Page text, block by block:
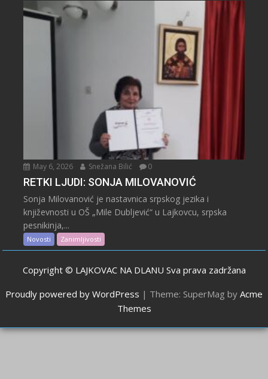
May 6, 2026 Snežana Bilić 0
RETKI LJUDI: SONJA MILOVANOVIĆ
Sonja Milovanović je nastavnica srpskog jezika i
književnosti u OŠ „Mile Dubljević“ u Lajkovcu, srpska
pesnikinja,...
Novosti Zanimljivosti
Copyright © LAJKOVAC NA DLANU Sva prava zadržana
Proudly powered by WordPress | Theme: SuperMag by Acme
Themes